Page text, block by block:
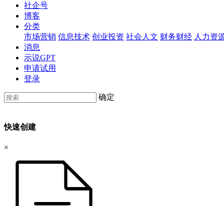
社企号
博客
分类
市场营销 信息技术 创业投资 社会人文 财务财经 人力资
消息
示说GPT
申请试用
登录
确定
快速创建
×